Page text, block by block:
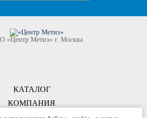
КОМПАНИЯ
«Центр Метиз» г. Москва
КАТАЛОГ